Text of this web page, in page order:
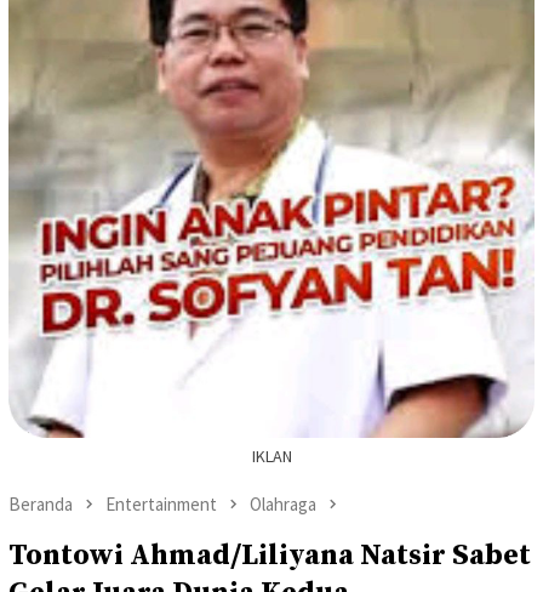
IKLAN
Beranda Entertainment Olahraga
Tontowi Ahmad/Liliyana Natsir Sabet